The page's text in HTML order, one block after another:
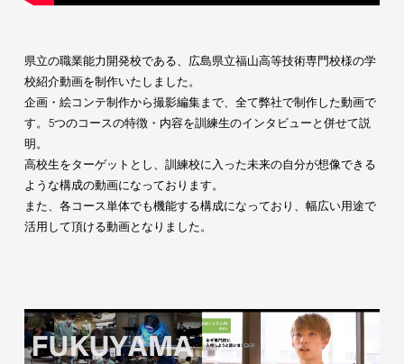
県立の職業能力開発校である、広島県立福山高等技術専門校様の学
校紹介動画を制作いたしました。
企画・絵コンテ制作から撮影編集まで、全て弊社で制作した動画で
す。5つのコースの特徴・内容を訓練生のインタビューと併せて説
明。
高校生をターゲットとし、訓練校に入った未来の自分が想像できる
ような構成の動画になっております。
また、各コース単体でも機能する構成になっており、幅広い用途で
活用して頂ける動画となりました。